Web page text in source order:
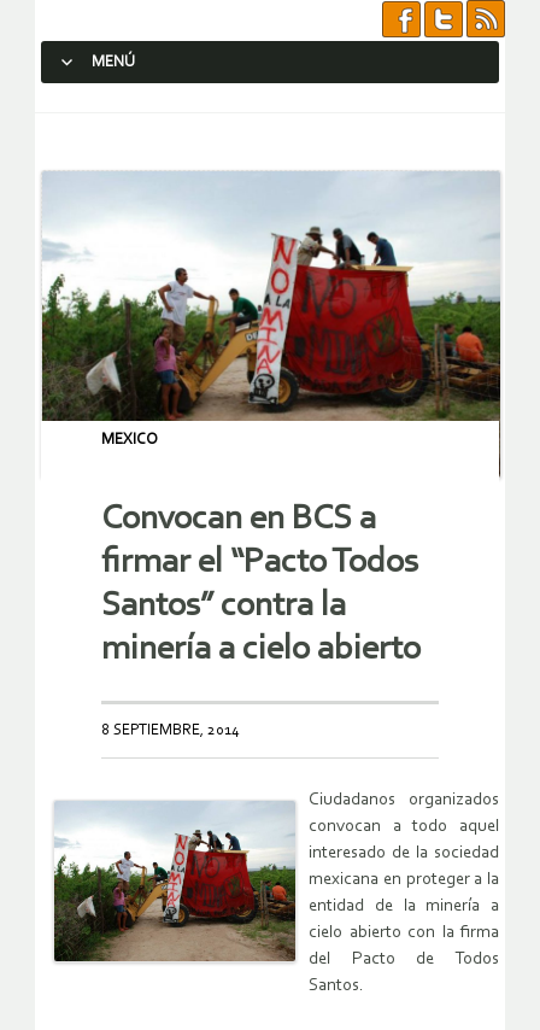
MENÚ
MEXICO
Convocan en BCS a
firmar el “Pacto Todos
Santos” contra la
minería a cielo abierto
8 SEPTIEMBRE, 2014
Ciudadanos organizados
convocan a todo aquel
interesado de la sociedad
mexicana en proteger a la
entidad de la minería a
cielo abierto con la firma
del Pacto de Todos
Santos.